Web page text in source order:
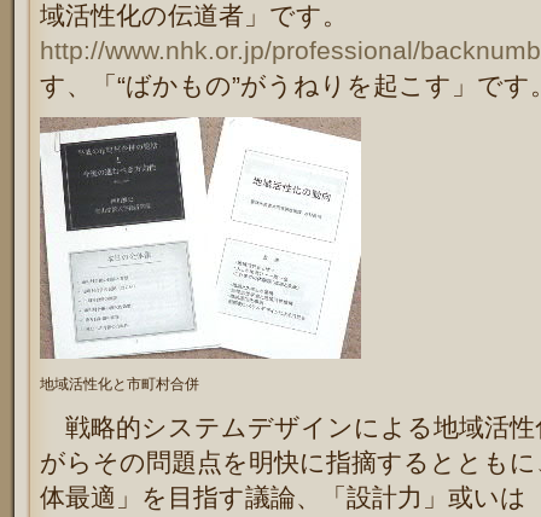
域活性化の伝道者」です。
http://www.nhk.or.jp/professional/
す、「“ばかもの”がうねりを起こす」です
地域活性化と市町村合併
戦略的システムデザインによる地域活性
がらその問題点を明快に指摘するととも
体最適」を目指す議論、「設計力」或い